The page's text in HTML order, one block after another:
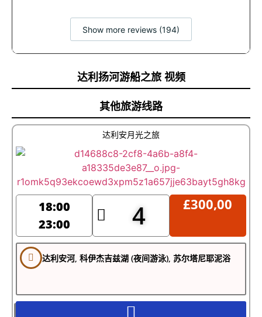
刻于悬崖之上。由吕基亚人在公元前4世纪建造，属于卡乌诺斯
国王。陵墓以其高度和精细工艺引人注目。游船期间可近距离
阿拉戈尔湖：宁静而神秘的湖泊
天堂。靠近达利扬，以其自然美景和宁静氛围吸引游客。可环
湖漫步、观鸟并享受自然。对于寻找未被发现之美的游客而
言，这里是理想目的地。
预订达利扬河游船的最佳时间
4–6月：气温温和（20–28°C），游客较少，海
龟活动开始
7–8月：
盛夏炎热（30–38°C），旺季，海龟产
卵高峰期
9–10月：气候宜人，游客较少，幼龟活跃
11–3月： 可按需安排；植被茂盛，气温凉爽（10
出行建议携带物品
Show more reviews (194)
达利扬河游船之旅 视频
其他旅游线路
达利安月光之旅
18:00
23:00
4 £300,00
达利安河, 科伊杰吉兹湖 (夜间游泳), 苏尔塔尼耶泥浴